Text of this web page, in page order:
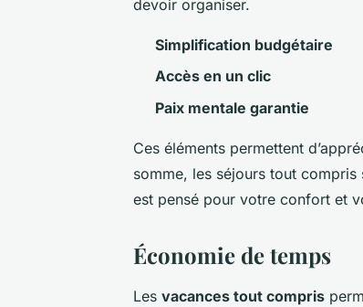
devoir organiser.
Simplification budgétaire
Accès en un clic
Paix mentale garantie
Ces éléments permettent
somme, les séjours tout
est pensé pour votre confort et
Économie de temps
Les vacances tout compris